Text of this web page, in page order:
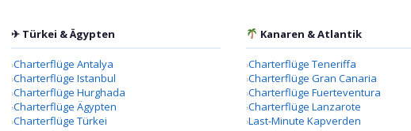
✈ Türkei & Ägypten
Charterflüge Antalya
Charterflüge Istanbul
Charterflüge Hurghada
Charterflüge Ägypten
Charterflüge Türkei
Kanaren & Atlantik
Charterflüge Teneriffa
Charterflüge Gran Canaria
Charterflüge Fuerteventura
Charterflüge Lanzarote
Last-Minute Kapverden